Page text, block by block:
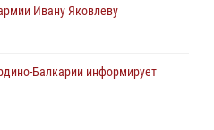
Ивану Яковлеву
Балкарии информирует